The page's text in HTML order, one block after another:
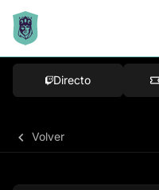
Directo
Volver